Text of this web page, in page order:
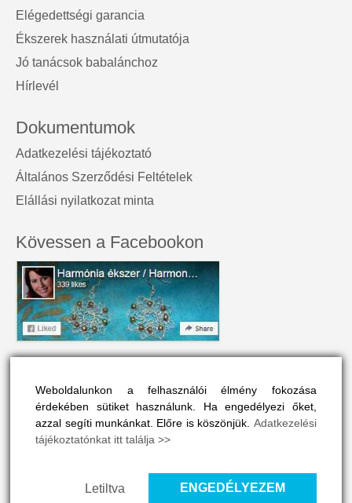
Elégedettségi garancia
Ékszerek használati útmutatója
Jó tanácsok babalánchoz
Hírlevél
Dokumentumok
Adatkezelési tájékoztató
Általános Szerződési Feltételek
Elállási nyilatkozat minta
Kövessen a Facebookon
A Harmónia Ékszer az egyéniség szépségét tükrözi.
Olyan színes és vonzó, mint a viselője maga.
A honlapon drágakövek, ásványok és gyógyító kövek vélt
Weboldalunkon a felhasználói élmény fokozása
érdekében sütiket használunk. Ha engedélyezi őket,
azzal segíti munkánkat. Előre is köszönjük. Adatkezelési
tájékoztatónkat itt találja >>
ENGEDÉLYEZEM
Letiltva